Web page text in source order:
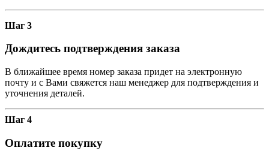
Шаг 3
Дождитесь подтверждения заказа
В ближайшее время номер заказа придет на электронную
почту и с Вами свяжется наш менеджер для подтверждения и
уточнения деталей.
Шаг 4
Оплатите покупку